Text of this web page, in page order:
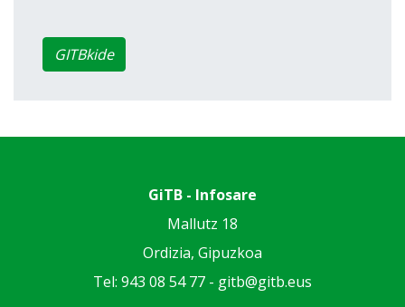
GITBkide
GiTB - Infosare
Mallutz 18
Ordizia, Gipuzkoa
Tel: 943 08 54 77 - gitb@gitb.eus